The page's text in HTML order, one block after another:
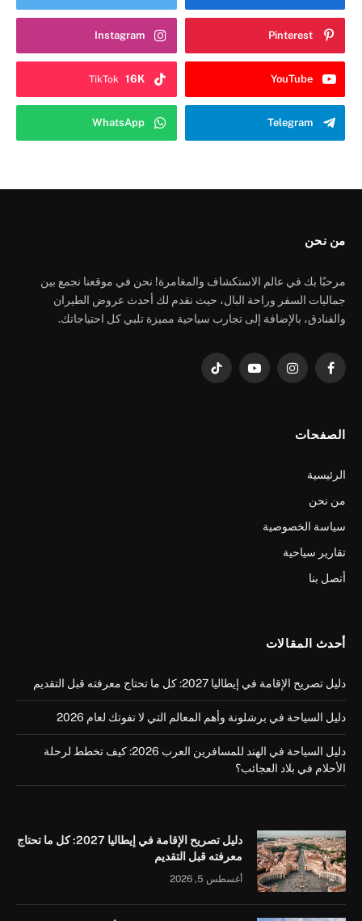
Pinterest
Instagram
YouTube
TikTok 16K
Telegram
WhatsApp
من نحن
مرحبًا بك في عالم الاستكشاف والمغامرة! نحن في موقعنا نجمع بين
جماليات السفر وراحة البال، حيث نقدم لك أحدث عروض الطيران
والفنادق، بالإضافة إلى تجارب سياحية مميزة تلبي كل احتياجاتك.
فيسبوكالانستغراميوتيوب تيكتوك
الصفحات
الرئيسية
من نحن
سياسة الخصوصية
تقارير سياحية
أتصل بنا
أحدث المقالات
دليل تصريح الإقامة في إيطاليا 2027: كل ما تحتاج معرفته قبل التقديم
دليل السياحة في برشلونة وأهم المعالم التي لا تفوتك لعام 2026
دليل السياحة في الهند للمسافرين العرب 2026: كيف تخطط لرحلة
الأحلام في بلاد العجائب؟
دليل تصريح الإقامة في إيطاليا 2027: كل ما تحتاج
معرفته قبل التقديم
أغسطس 5, 2026